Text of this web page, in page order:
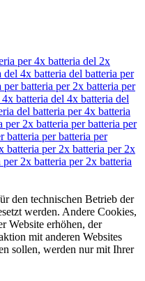
per4x batteria del 2x
del 4x batteria del batteria per
perbatteria per 2x batteria per
4x batteria del 4x batteria del
del batteria per4x batteria
per 2x batteria perbatteria per
batteria perbatteria per
batteria per 2x batteria per 2x
per 2x batteria per 2x batteria
den technischen Betrieb der
werden. Andere Cookies,
Website erhöhen, der
mit anderen Websites
sollen, werden nur mit Ihrer